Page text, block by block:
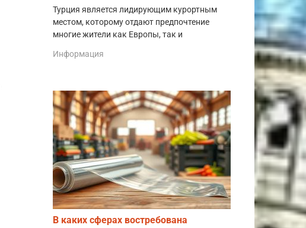
Турция является лидирующим курортным
местом, которому отдают предпочтение
многие жители как Европы, так и
Информация
В каких сферах востребована